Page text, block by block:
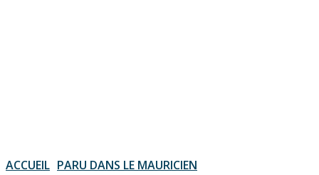
ACCUEIL PARU DANS LE MAURICIEN